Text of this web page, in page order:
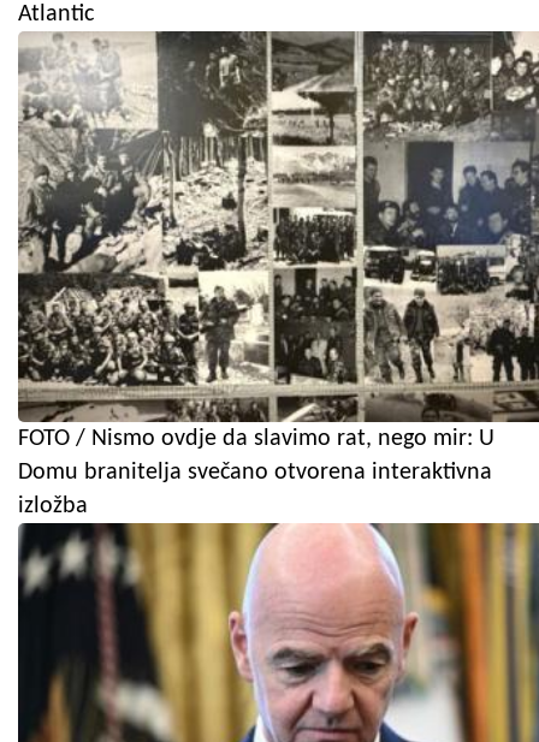
Atlantic
FOTO / Nismo ovdje da slavimo rat, nego mir: U
Domu branitelja svečano otvorena interaktivna
izložba